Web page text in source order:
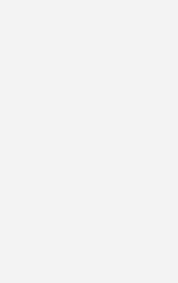
Echtholz nicht zu
Exofol PFX Super-Matt weiter aus.
und dezentem Grauanteil gehört